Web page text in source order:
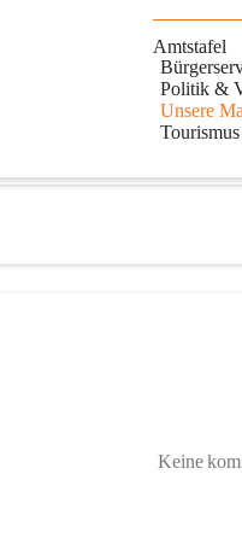
Amtstafel
Politik &
Unsere
Keine